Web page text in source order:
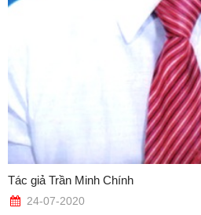
Tác giả Trần Minh Chính
24-07-2020